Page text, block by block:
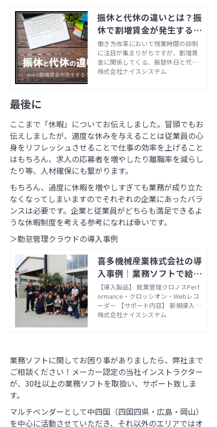
振休と代休の違いとは？振
休で割増賃金が発生するケ
ースも解説
働き方改革において残業時間の抑制
に注目が集まりがちですが、割増賃
金に関係してくる、振替休日と代休
の違いを知ることも大切です。 社内
す。また、社内では振休、代休と呼
んでいても実際の運用は文字通りの
運用でないこともあります。 今回
は、労働基準法上で定められてい
る、この二つの取扱いの違いについ
て解説していきます。
株式会社ナイスシステム
最後に
ここまで「休暇」についてお伝えしました。冒頭でもお
伝えしましたが、適度な休みを与えることは従業員の心
身をリフレッシュさせることで仕事の効率を上げること
はもちろん、求人の応募者を増やしたり離職率を減らし
たり等、人材確保にも繋がります。
もちろん、過度に休暇を増やしすぎても業務が成り立た
なくなってしまいますのでそれぞれの企業にあったバラ
ンスは必要です。企業と従業員がどちらも満足できるよ
うな休暇制度を考える参考になれば幸いです。
＞勤怠管理クラウドの導入事例
喜多機械産業株式会社の導
入事例｜業務ソフトで給
与・会計・販売管理のお悩
みを解決 - ナイスシステム
【導入製品】 就業管理クロノスPerf
ormance・クロッシオン・Webレコ
ーダー 【サポート内容】 新規導入前
相談／ソフト選定／インストール／
株式会社ナイスシステム
業務ソフトに関してお困り事がありましたら、弊社まで
ご相談ください！メーカー認定の当社インストラクター
が、30社以上の業務ソフトを取扱い、サポート致しま
す。
マルチベンダーとして中四国（四国四県・広島・岡山）
を中心に活動させていただき、それ以外のエリアではオ